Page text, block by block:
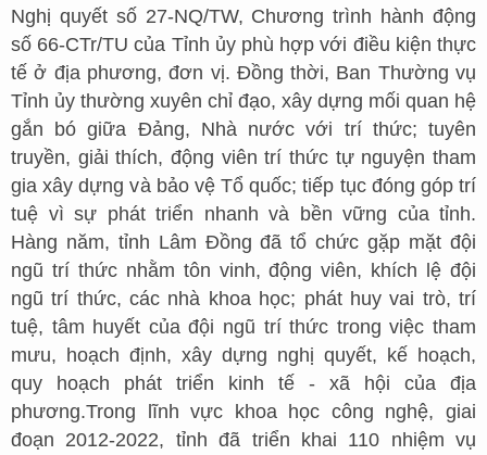
Nghị quyết số 27-NQ/TW, Chương trình hành động
số 66-CTr/TU của Tỉnh ủy phù hợp với điều kiện thực
tế ở địa phương, đơn vị. Đồng thời, Ban Thường vụ
Tỉnh ủy thường xuyên chỉ đạo, xây dựng mối quan hệ
gắn bó giữa Đảng, Nhà nước với trí thức; tuyên
truyền, giải thích, động viên trí thức tự nguyện tham
gia xây dựng và bảo vệ Tổ quốc; tiếp tục đóng góp trí
tuệ vì sự phát triển nhanh và bền vững của tỉnh.
Hàng năm, tỉnh Lâm Đồng đã tổ chức gặp mặt đội
ngũ trí thức nhằm tôn vinh, động viên, khích lệ đội
ngũ trí thức, các nhà khoa học; phát huy vai trò, trí
tuệ, tâm huyết của đội ngũ trí thức trong việc tham
mưu, hoạch định, xây dựng nghị quyết, kế hoạch,
quy hoạch phát triển kinh tế - xã hội của địa
phương.Trong lĩnh vực khoa học công nghệ, giai
đoạn 2012-2022, tỉnh đã triển khai 110 nhiệm vụ